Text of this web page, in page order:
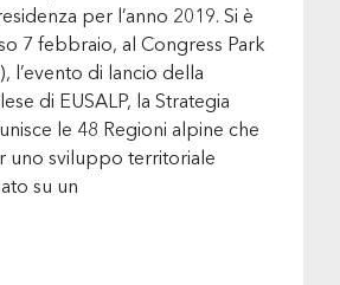
per l’anno 2019. Si è
7 febbraio, al Congress Park
l’evento di lancio della
di EUSALP, la Strategia
le 48 Regioni alpine che
uno sviluppo territoriale
su un